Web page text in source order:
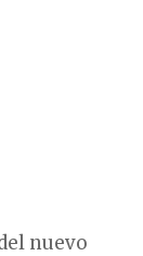
nuevo